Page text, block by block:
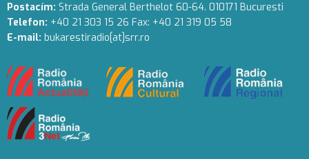
Postacím: Strada General Berthelot 60-64. 010171 Bucuresti
Telefon: +40 21 303 15 26 Fax: +40 21 319 05 58
E-mail: bukarestiradio[at]srr.ro